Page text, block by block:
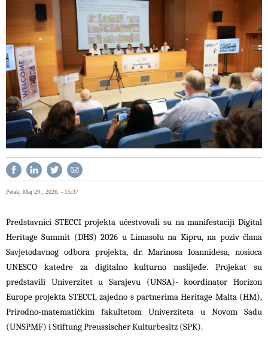
Petak, Maj 29., 2026. - 15:37
Predstavnici STECCI projekta učestvovali su na manifestaciji Digital
Heritage Summit (DHS) 2026 u Limasolu na Kipru, na poziv člana
Savjetodavnog odbora projekta, dr. Marinosa Ioannidesa, nosioca
UNESCO katedre za digitalno kulturno naslijeđe. Projekat su
predstavili Univerzitet u Sarajevu (UNSA)- koordinator Horizon
Europe projekta STECCI, zajedno s partnerima Heritage Malta (HM),
Prirodno-matematičkim fakultetom Univerziteta u Novom Sadu
(UNSPMF) i Stiftung Preussischer Kulturbesitz (SPK).